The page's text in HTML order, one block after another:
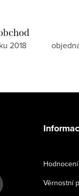
2018
Věrnostní